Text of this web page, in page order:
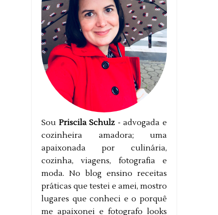
Sou Priscila Schulz - advogada e
cozinheira amadora; uma
apaixonada por culinária,
cozinha, viagens, fotografia e
moda. No blog ensino receitas
práticas que testei e amei, mostro
lugares que conheci e o porquê
me apaixonei e fotografo looks